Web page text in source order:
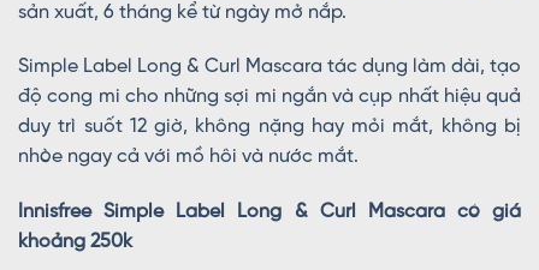
sản xuất, 6 tháng kể từ ngày mở nắp.
Simple Label Long & Curl Mascara tác dụng làm dài, tạo
độ cong mi cho những sợi mi ngắn và cụp nhất hiệu quả
duy trì suốt 12 giờ, không nặng hay mỏi mắt, không bị
nhòe ngay cả với mồ hôi và nước mắt.
Innisfree Simple Label Long & Curl Mascara có giá
khoảng 250k